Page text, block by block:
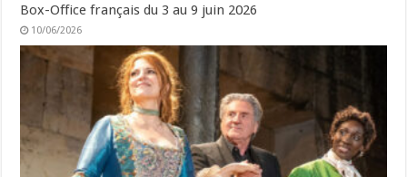
Box-Office français du 3 au 9 juin 2026
10/06/2026